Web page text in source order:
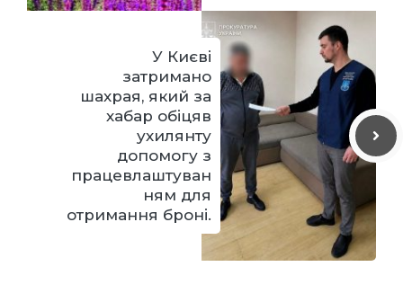
У Києві
затримано
шахрая, який за
хабар обіцяв
ухилянту
допомогу з
працевлаштуван
ням для
отримання броні.